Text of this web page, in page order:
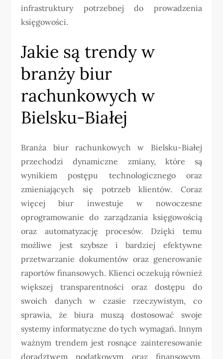
infrastruktury potrzebnej do prowadzenia
księgowości.
Jakie są trendy w
branży biur
rachunkowych w
Bielsku-Białej
Branża biur rachunkowych w Bielsku-Białej
przechodzi dynamiczne zmiany, które są
wynikiem postępu technologicznego oraz
zmieniających się potrzeb klientów. Coraz
więcej biur inwestuje w nowoczesne
oprogramowanie do zarządzania księgowością
oraz automatyzację procesów. Dzięki temu
możliwe jest szybsze i bardziej efektywne
przetwarzanie dokumentów oraz generowanie
raportów finansowych. Klienci oczekują również
większej transparentności oraz dostępu do
swoich danych w czasie rzeczywistym, co
sprawia, że biura muszą dostosować swoje
systemy informatyczne do tych wymagań. Innym
ważnym trendem jest rosnące zainteresowanie
doradztwem podatkowym oraz finansowym.